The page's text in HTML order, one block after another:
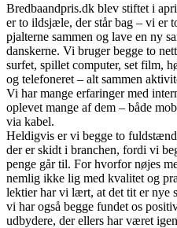
Bredbaandpris.dk blev stiftet i
er to ildsjæle, der står bag – vi er
pjalterne sammen og lave en ny
danskerne. Vi bruger begge to
surfet, spillet computer, set film,
og telefoneret – alt sammen
Vi har mange erfaringer med
oplevet mange af dem – både
via kabel.
Heldigvis er vi begge to
der er skidt i branchen, fordi vi
penge går til. For hvorfor nøjes
nemlig ikke lig med kvalitet og
lektier har vi lært, at det tit er nye
vi har også begge fundet os
udbydere, der ellers har været